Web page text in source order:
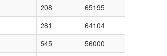
208
65195
281
64104
545
56000